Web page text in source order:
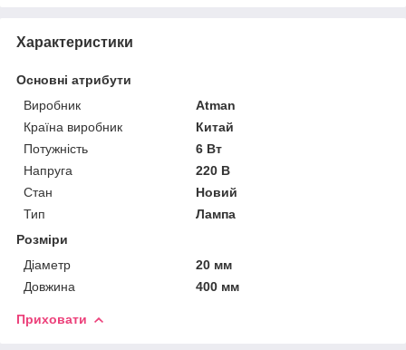
Характеристики
Основні атрибути
Виробник
Atman
Країна виробник
Китай
Потужність
6 Вт
Напруга
220 В
Стан
Новий
Тип
Лампа
Розміри
Діаметр
20 мм
Довжина
400 мм
Приховати